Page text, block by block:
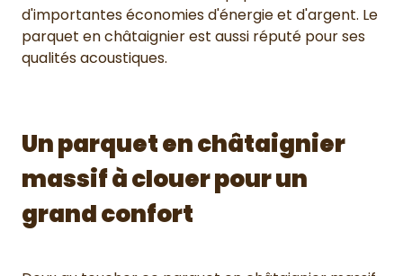
d'importantes économies d'énergie et d'argent. Le
parquet en châtaignier est aussi réputé pour ses
qualités acoustiques.
Un parquet en châtaignier
massif à clouer pour un
grand confort